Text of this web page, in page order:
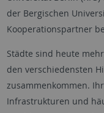
der Bergischen
Kooperationspartner
Städte sind heute
den verschiedensten
zusammenkommen.
Infrastrukturen und